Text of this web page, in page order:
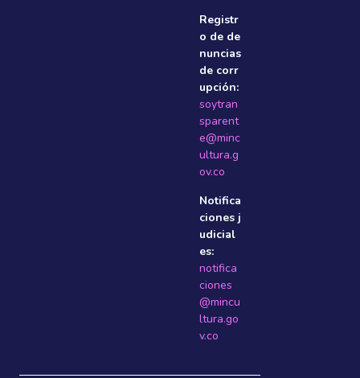
Registr
o de de
nuncias
de corr
upción:
soytran
sparent
e@minc
ultura.g
ov.co
Notifica
ciones j
udicial
es:
notifica
ciones
@mincu
ltura.go
v.co